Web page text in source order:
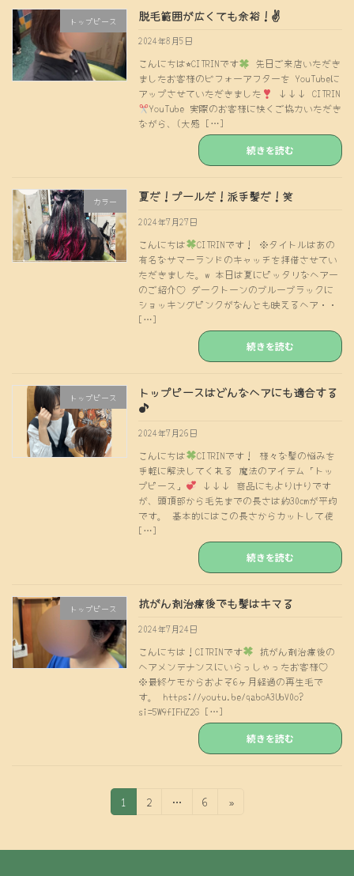
トップピース 脱毛範囲が広くても余裕！✌️
2024年8月5日
こんにちは⭐︎CITRINです
先日ご来店いただき
ましたお客様のビフォーアフターを YouTubeに
アップさせていただきました
↓↓↓ CITRIN
YouTube 実際のお客様に快くご協力いただき
ながら、(大感 […]
続きを読む
カラー 夏だ！プールだ！派手髪だ！笑
2024年7月27日
こんにちは
CITRINです！ ※タイトルはあの
有名なサマーランドのキャッチを拝借させてい
ただきました。w 本日は夏にピッタリなヘアー
のご紹介♡ ダークトーンのブルーブラックに
ショッキングピンクがなんとも映えるヘア・・
[…]
続きを読む
トップピース
トップピースはどんなヘアにも適合する
♪
2024年7月26日
こんにちは
CITRINです！ 様々な髪の悩みを
手軽に解決してくれる 魔法のアイテム「トッ
プピース」
↓↓↓ 商品にもよりけりです
が、頭頂部から毛先までの長さは約30cmが平均
です。 基本的にはこの長さからカットして使
[…]
続きを読む
トップピース 抗がん剤治療後でも髪はキマる
2024年7月24日
こんにちは！CITRINです
抗がん剤治療後の
ヘアメンテナンスにいらっしゃったお客様♡
※最終ケモからおよそ6ヶ月経過の再生毛で
す。 https://youtu.be/qaboA3UbV0o?
si=5W9fIFHZ2G […]
続きを読む
の
固
定
ー
1
固
ー
2 …
固
ー
6 »